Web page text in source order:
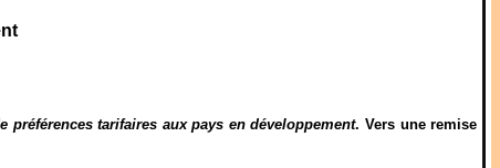
préférences tarifaires aux pays en développement. Vers une remise